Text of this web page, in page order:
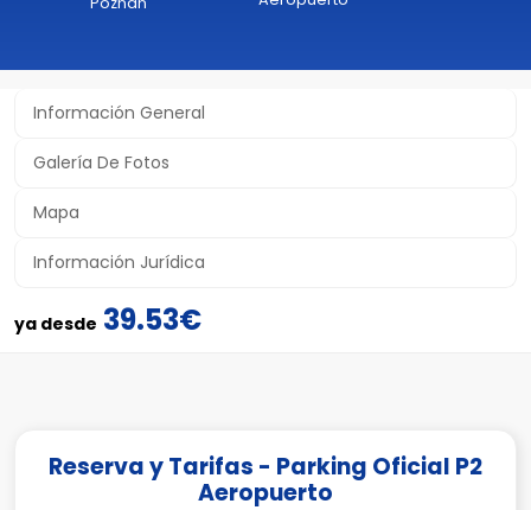
Información General
Galería De Fotos
Mapa
Información Jurídica
ya desde 39.53€
Reserva y Tarifas - Parking Oficial P2
Aeropuerto